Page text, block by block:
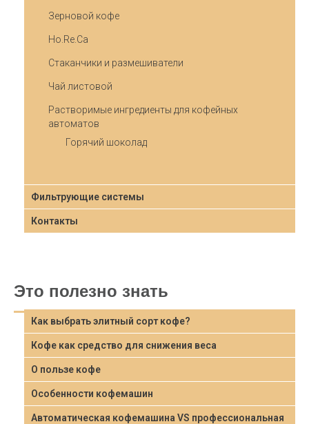
Зерновой кофе
Ho.Re.Ca
Стаканчики и размешиватели
Чай листовой
Растворимые ингредиенты для кофейных
автоматов
Горячий шоколад
Фильтрующие системы
Контакты
Это полезно знать
Как выбрать элитный сорт кофе?
Кофе как средство для снижения веса
О пользе кофе
Особенности кофемашин
Автоматическая кофемашина VS профессиональная